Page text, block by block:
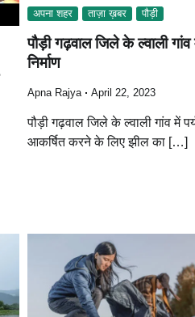
अपना शहर ताज़ा ख़बर पौड़ी
पौड़ी गढ़वाल जिले के ल्वाली
निर्माण
Apna Rajya April 22, 2023
पौड़ी गढ़वाल जिले के ल्वाली गांव में
आकर्षित करने के लिए झील का […]